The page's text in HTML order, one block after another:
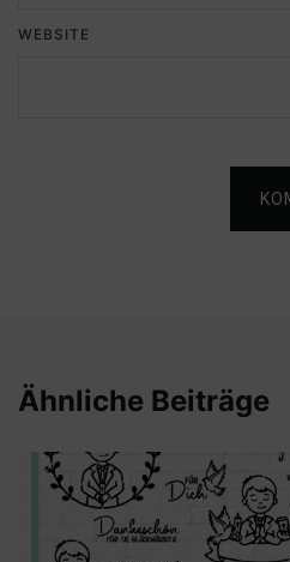
WEBSITE
Ähnliche Beiträge